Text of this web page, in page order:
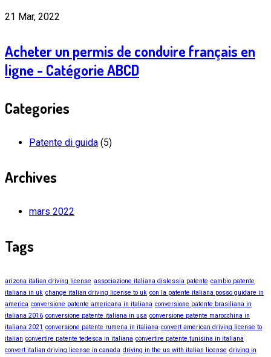
21 Mar, 2022
Acheter un permis de conduire français en
ligne - Catégorie ABCD
Categories
Patente di guida (5)
Archives
mars 2022
Tags
arizona italian driving license associazione italiana dislessia patente cambio patente
italiana in uk change italian driving license to uk con la patente italiana posso guidare in
america conversione patente americana in italiana conversione patente brasiliana in
italiana 2016 conversione patente italiana in usa conversione patente marocchina in
italiana 2021 conversione patente rumena in italiana convert american driving license to
italian convertire patente tedesca in italiana convertire patente tunisina in italiana
convert italian driving license in canada driving in the us with italian license driving in